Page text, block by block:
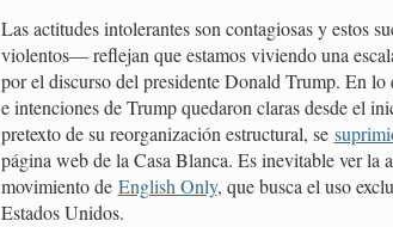
Las actitudes intolerantes son contagiosas y estos
violentos— reflejan que estamos viviendo una
por el discurso del presidente Donald Trump. En lo
e intenciones de Trump quedaron claras desde el
pretexto de su reorganización estructural, se
página web de la Casa Blanca. Es inevitable ver la
movimiento de English Only, que busca el uso
Estados Unidos.